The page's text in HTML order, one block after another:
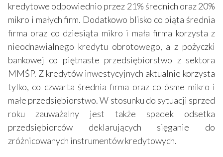
kredytowe odpowiednio przez 21% średnich oraz 20%
mikro i małych firm. Dodatkowo blisko co piąta średnia
firma oraz co dziesiąta mikro i mała firma korzysta z
nieodnawialnego kredytu obrotowego, a z pożyczki
bankowej co piętnaste przedsiębiorstwo z sektora
MMŚP. Z kredytów inwestycyjnych aktualnie korzysta
tylko, co czwarta średnia firma oraz co ósme mikro i
małe przedsiębiorstwo. W stosunku do sytuacji sprzed
roku zauważalny jest także spadek odsetka
przedsiębiorców deklarujących sięganie do
zróżnicowanych instrumentów kredytowych.